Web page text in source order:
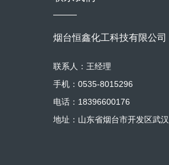
烟台恒鑫化工科技有限公司
联系人：王经理
手机：0535-8015296
电话：18396600176
地址：山东省烟台市开发区武